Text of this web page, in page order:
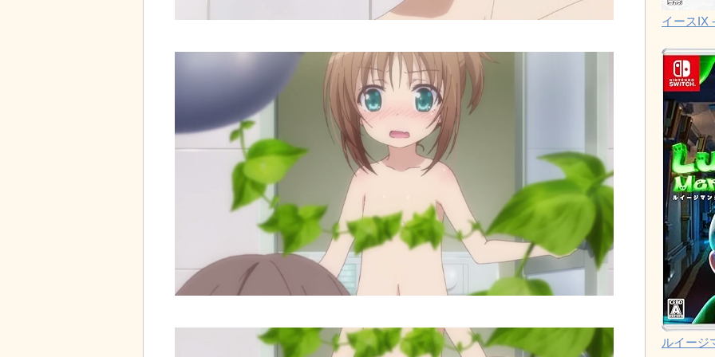
イースIX
ルイージ